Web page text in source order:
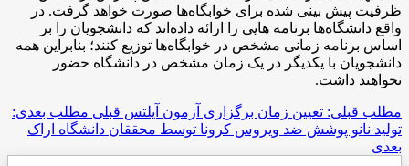
ظرفیت پیش بینی شده برای خوابگاه‌ها صورت خواهد گرفت. در
واقع دانشگاه‌ها برنامه هایی را ارائه داده‌اند که دانشجویان را بر
اساس برنامه زمانی مشخص در خوابگاه‌ها توزیع کنند؛ بنابراین همه
دانشجویان با یکدیگر در یک زمان مشخص در دانشگاه حضور
نخواهند داشت.
مطلب قبلی: تعیین زمان برگزاری آزمون آیلتس قبلی مطلب بعدی:
تولید نانو پوشش ضد ویروس کرونا توسط محققان دانشگاه اراک
بعدی